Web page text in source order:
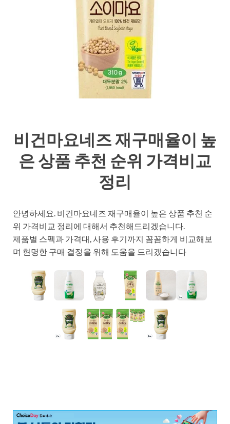
비건마요네즈 재구매율이 높
은 상품 추천 순위 가격비교
정리
안녕하세요. 비건마요네즈 재구매율이 높은 상품 추천 순
위 가격비교 정리에 대해서 추천해드리겠습니다.
제품별 스펙과 가격대, 사용 후기까지 꼼꼼하게 비교해보
며 현명한 구매 결정을 위해 도움을 드리겠습니다